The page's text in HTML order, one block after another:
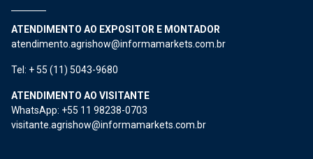
ATENDIMENTO AO EXPOSITOR E MONTADOR
atendimento.agrishow@informamarkets.com.br
Tel: + 55 (11) 5043-9680
ATENDIMENTO AO VISITANTE
WhatsApp: +55 11 98238-0703
visitante.agrishow@informamarkets.com.br